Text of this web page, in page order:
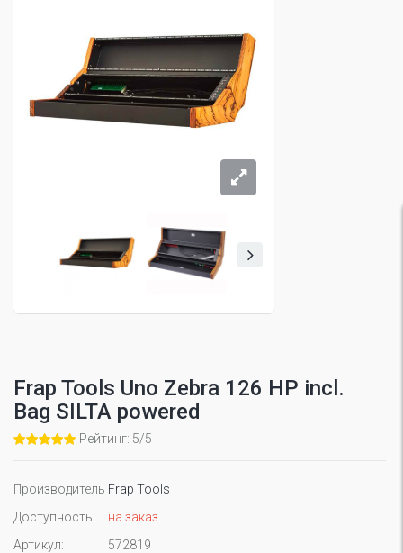
Frap Tools Uno Zebra 126 HP incl.
Bag SILTA powered
Рейтинг: 5/5
Производитель Frap Tools
Доступность:
на заказ
Артикул:
572819